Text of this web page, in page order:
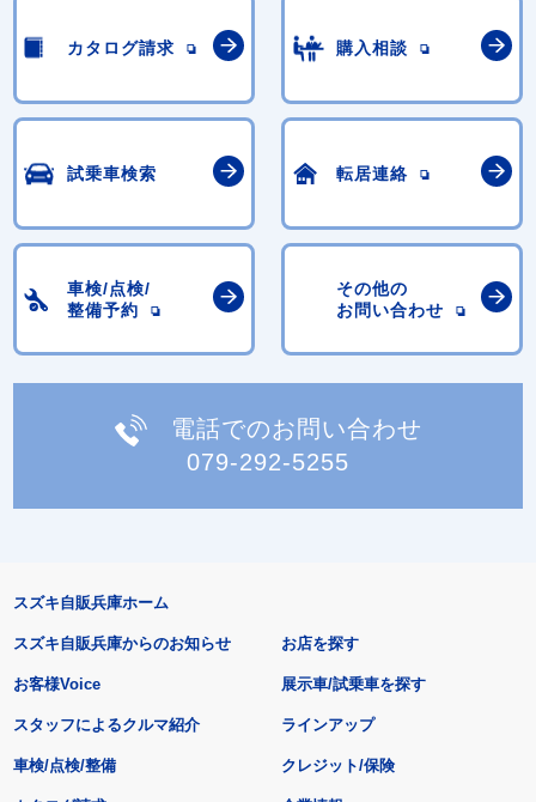
カタログ請求 購入相談
試乗車検索 転居連絡
車検/点検/
整備予約
その他の
お問い合わせ
電話でのお問い合わせ
079-292-5255
スズキ自販兵庫ホーム
スズキ自販兵庫からのお知らせ
お客様Voice
スタッフによるクルマ紹介
お店を探す
展示車/試乗車を探す
ラインアップ
車検/点検/整備 クレジット/保険